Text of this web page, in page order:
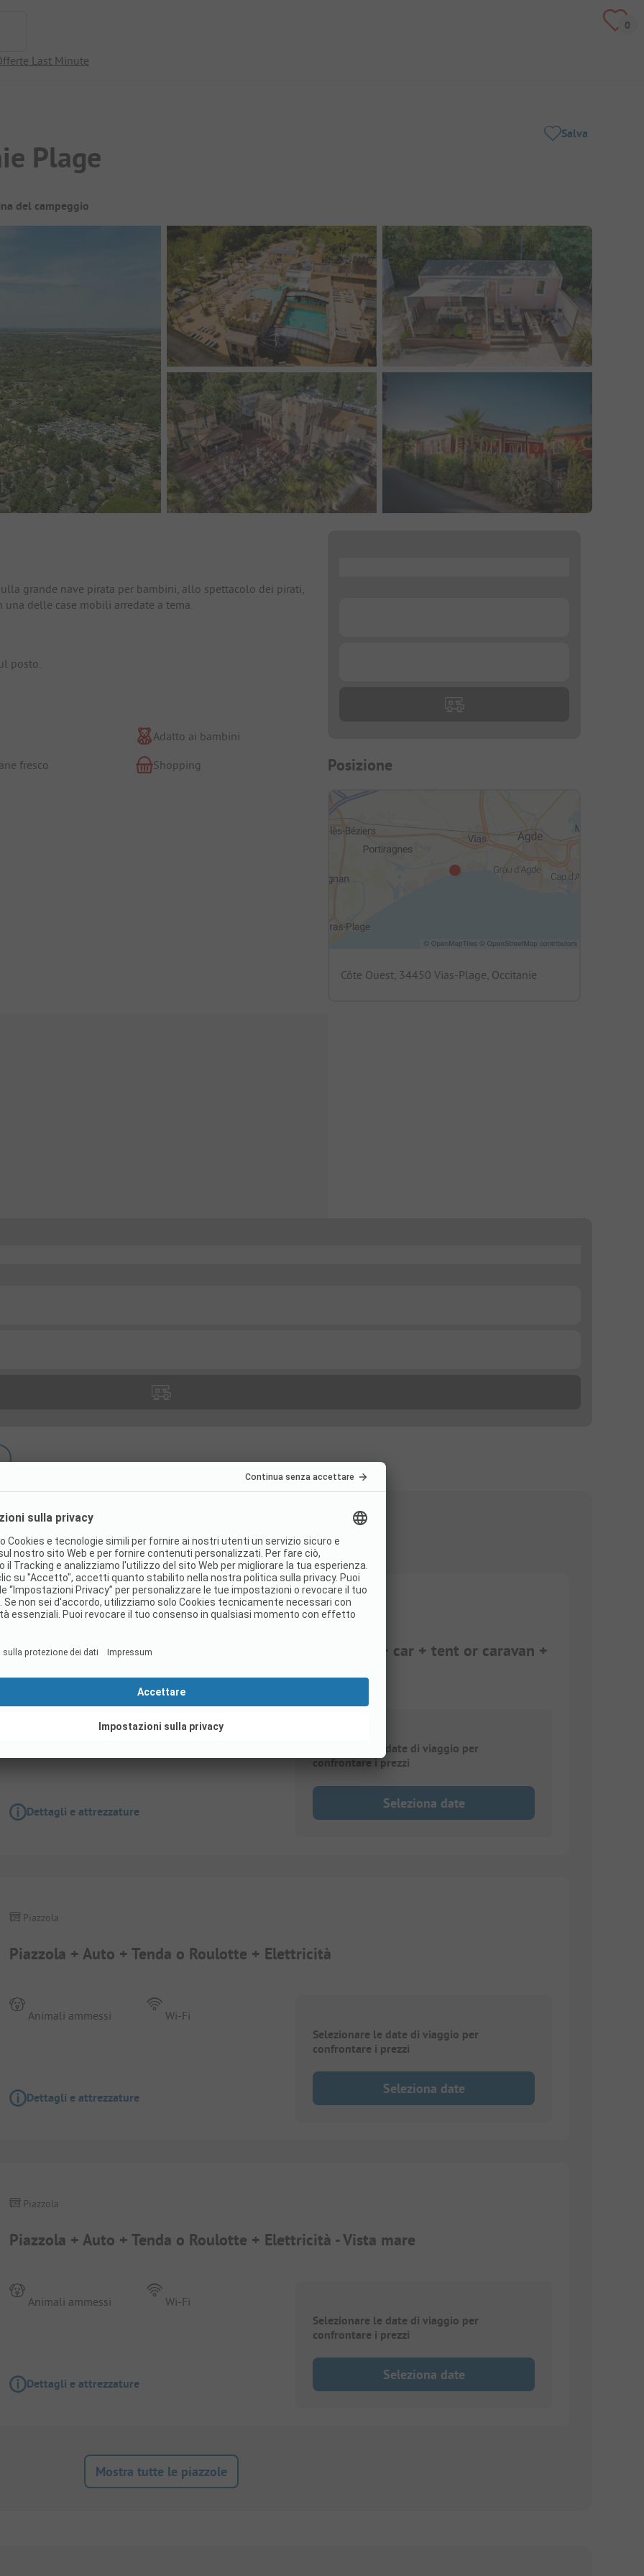
Last Minute
Plage
Salva
del campeggio
grande nave pirata per bambini, allo spettacolo dei pirati,
delle case mobili arredate a tema.
posto.
Adatto ai bambini
fresco
Shopping Posizione
Côte Ouest, 34450 Vias-Plage, Occitanie
Pitch PREMIUM = 95m² with private sanitary facilities + car + tent or caravan +
Piazzola
Animali ammessi Wi-Fi
Dettagli e attrezzature
Selezionare le date di viaggio per
confrontare i prezzi
Seleziona date
Piazzola + Auto + Tenda o Roulotte + Elettricità
Piazzola
Animali ammessi Wi-Fi
Dettagli e attrezzature
Selezionare le date di viaggio per
confrontare i prezzi
Seleziona date
Piazzola + Auto + Tenda o Roulotte + Elettricità - Vista mare
Piazzola
Animali ammessi Wi-Fi
Dettagli e attrezzature
Selezionare le date di viaggio per
confrontare i prezzi
Seleziona date
Mostra tutte le piazzole